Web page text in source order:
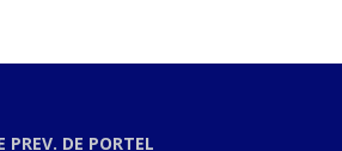
DE PORTEL